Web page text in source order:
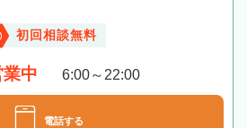
初回相談無料
中 6:00～22:00
電話する